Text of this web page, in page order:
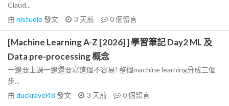
Claud...
由 nlstudio 發文 3 天前 0個留言
[Machine Learning A-Z [2026] ] 學習筆記 Day2 ML 及
Data pre-processing 概念
一邊要上課一邊還要寫這個不容易! 整個machine learning分成三個
步...
由 duckravel48 發文 3 天前 0個留言